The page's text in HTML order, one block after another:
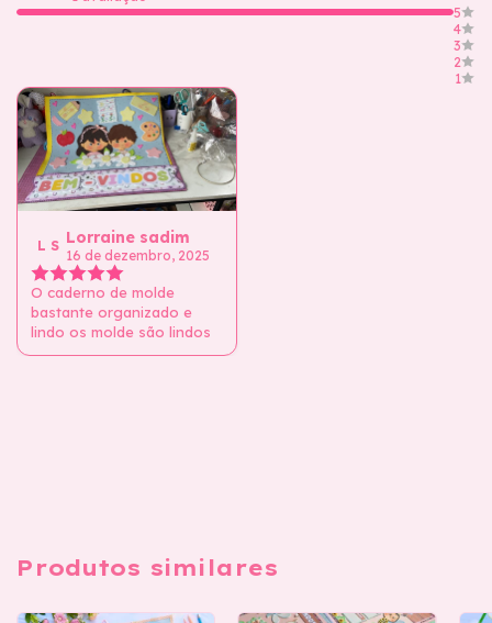
5
4
3
2
1
L S Lorraine sadim
16 de dezembro, 2025
O caderno de molde
bastante organizado e
lindo os molde são lindos
Produtos similares